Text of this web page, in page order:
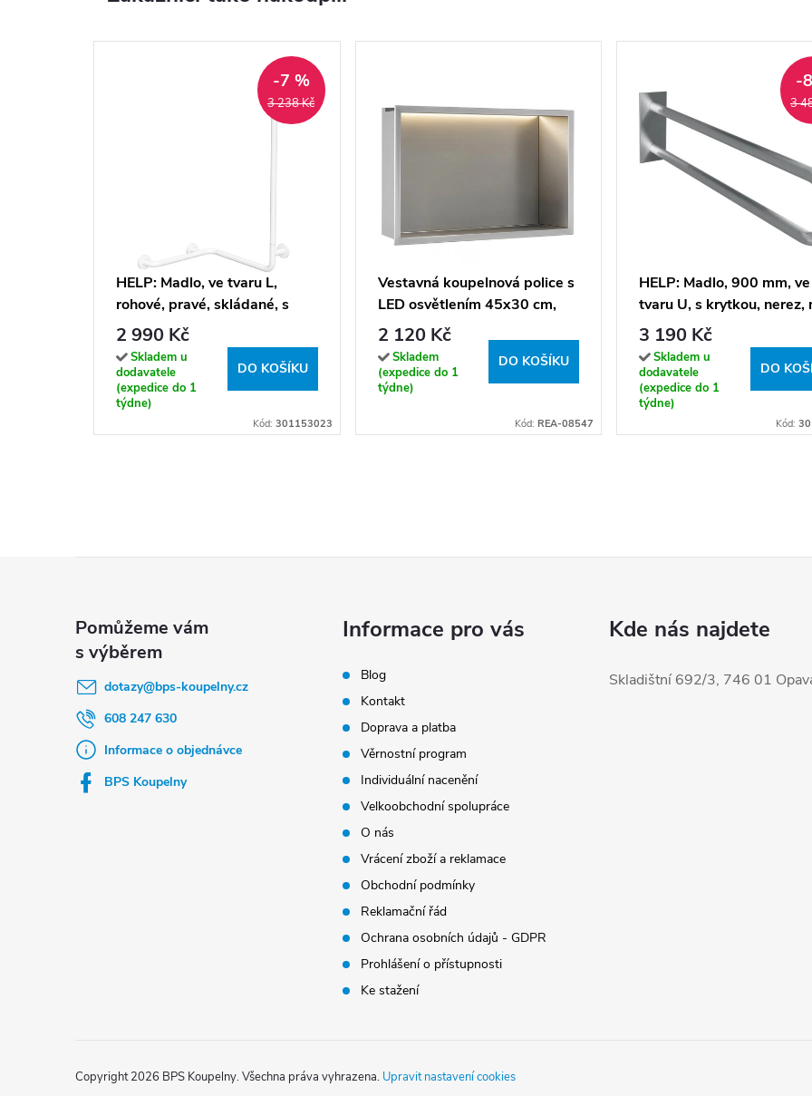
3 238 Kč
-7 %
HELP: Madlo, ve tvaru L,
rohové, pravé, skládané, s
krytkou, bílá - 301153023
2 990 Kč
Skladem u
dodavatele
(expedice do 1
týdne)
DO KOŠÍKU
Kód: 301153023
Vestavná koupelnová police s
LED osvětlením 45x30 cm,
kartáčovaná ocel
2 120 Kč
Skladem
(expedice do 1
týdne)
DO KOŠÍKU
Kód: REA-08547
3
-
HELP: Madlo, 900 mm, ve
tvaru U, s krytkou, nerez,
- 301707332
3 190 Kč
Skladem u
dodavatele
(expedice do 1
týdne)
DO
Kód:
dotazy@bps-koupelny.cz
608 247 630
Informace o objednávce
BPS Koupelny
Informace pro vás
Blog
Kontakt
Doprava a platba
Věrnostní program
Individuální nacenění
Velkoobchodní spolupráce
O nás
Vrácení zboží a reklamace
Obchodní podmínky
Reklamační řád
Ochrana osobních údajů - GDPR
Prohlášení o přístupnosti
Ke stažení
Kde nás najdete
Skladištní 692/3, 746 01
Copyright 2026 BPS Koupelny. Všechna práva vyhrazena. Upravit nastavení cookies